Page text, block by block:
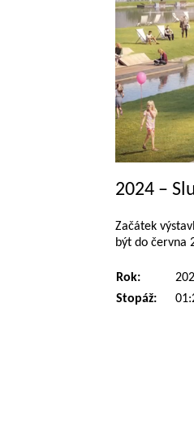
2024 –
Začátek
být do června
Rok:
Stopáž: